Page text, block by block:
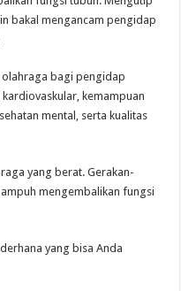
bakal mengancam pengidap
olahraga bagi pengidap
kemampuan
mental, serta kualitas
yang berat. Gerakan-
mengembalikan fungsi
yang bisa Anda